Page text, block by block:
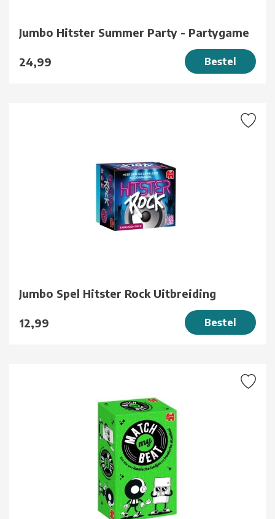
Jumbo Hitster Summer Party - Partygame
24,99 Bestel
Jumbo Spel Hitster Rock Uitbreiding
12,99 Bestel